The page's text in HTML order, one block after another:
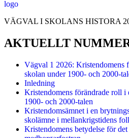
VÄGVAL I SKOLANS HISTORA
AKTUELLT
Vägval 1 2026: Kristendomens
skolan under 1900- och 2000-
Inledning
Kristendomens förändrade roll i
1900- och 2000-talen
Kristendomsämnet i en
skolämne i mellankrigstidens
Kristendomens betydelse för